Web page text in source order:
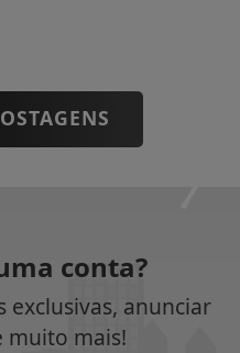
conta?
exclusivas, anunciar
muito mais!